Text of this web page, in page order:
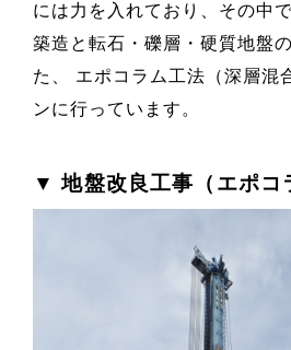
には力を入れており、その中
築造と転石・礫層・硬質地盤
た、 エポコラム工法（深層混
ンに行っています。
▼ 地盤改良工事（エポコ